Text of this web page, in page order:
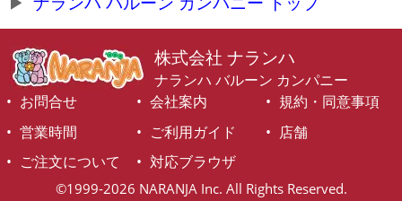
株式会社 ナランハ
ナランハ バルーン カンパニー
お問合せ
会社案内
規約・同意事項
営業時間
ご利用ガイド
店舗
ご注文について
対応ブラウザ
©1999-2026 NARANJA Inc. All Rights Reserved.